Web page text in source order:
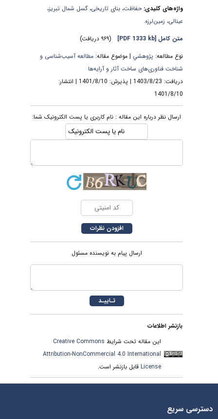
واژه‌های کلیدی:حفاظت،بنای تاریخی،گسل شمال تبریز،
عینالی،زمین‌لرزه.
متن کامل[PDF 1333 kb]
نوع مطالعه:پژوهشي| موضوع مقاله:مطالعه آسیب‌شناسی و
شناخت فناوری‌های ساخت آثار و آرایه‌ها
دریافت: 1403/8/23 | پذیرش: 1401/8/10 | انتشار:
1401/8/10
ارسال نظر درباره این مقاله : نام کاربری یا پست الکترونیک شما:
ارسال پیام به نویسنده مسئول
بازنشر اطلاعات
این مقاله تحت شرایطCreative Commons
Attribution-NonCommercial 4.0 International
Licenseقابل بازنشر است.
دسترسی سریع